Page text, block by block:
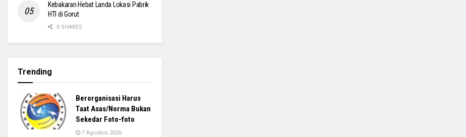
Kebakaran Hebat Landa Lokasi Pabrik
HTI di Gorut
0 SHARES
Trending
Berorganisasi Harus
Taat Asas/Norma Bukan
Sekedar Foto-foto
7 Agustus 2026